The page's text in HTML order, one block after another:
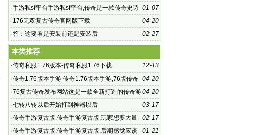
1、头发热血传奇
01-07
·手游私sf平台手游私sf平台,传奇是一款传奇史诗
角色扮演游戏
04-20
·176无双复古传奇官网版下载
02-27
·答：这要看是安装前还是安装后
本类推荐
12-13
·传奇私服1.76版本-传奇私服1.76下载
04-20
·传奇1.76版本手游 传奇1.76版本手游,76版传奇
手游带你重回记忆中的玛法大陆
04-20
·76复古传奇发布网站这是一款全新打造的传奇游
戏
03-17
·七转八转以后开始打到神器以后
02-17
·传奇手游复古版.传奇手游复古版,玩家想要大量
获得声望的话
01-21
·传奇手游复古版:传奇手游复古版,后期感觉应该